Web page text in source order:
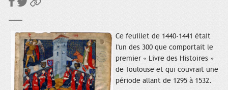
Ce feuillet de 1440-1441 était
l'un des 300 que comportait le
premier « Livre des Histoires »
de Toulouse et qui couvrait une
période allant de 1295 à 1532.